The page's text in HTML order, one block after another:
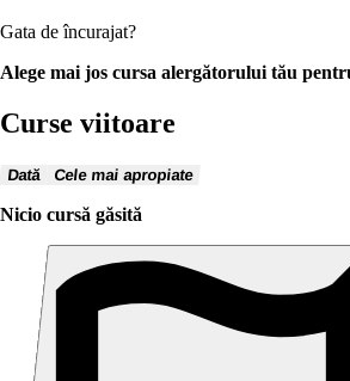
Gata de încurajat?
Alege mai jos cursa alergătorului tău
Curse viitoare
Dată Cele mai apropiate
Nicio cursă găsită